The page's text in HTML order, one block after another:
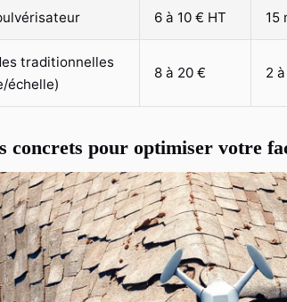
6 à 10 € HT 15
traditionnelles
échelle)
8 à 20 € 2
concrets pour optimiser votre